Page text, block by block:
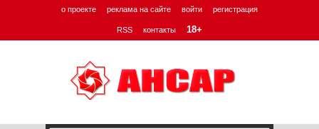
о проекте реклама на сайте войти регистрация
RSS контакты 18+